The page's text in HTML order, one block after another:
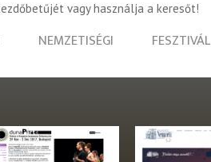
vagy használja a keresőt!
NEMZETISÉGI FESZTIVÁL